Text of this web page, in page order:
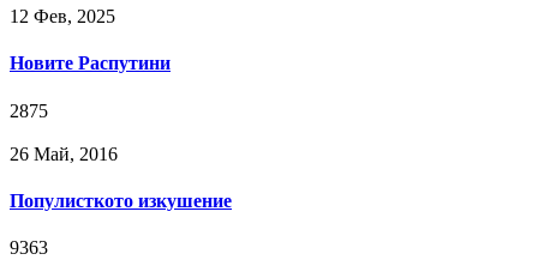
12 Фев, 2025
Новите Распутини
2875
26 Май, 2016
Популисткото изкушение
9363